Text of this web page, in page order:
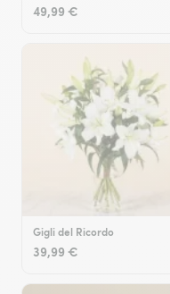
49,99 €
Gigli del Ricordo
39,99 €